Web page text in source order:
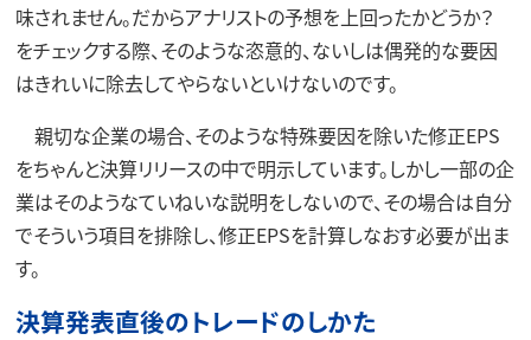
味されません。だからアナリストの予想を上回ったかどうか？
をチェックする際、そのような恣意的、ないしは偶発的な要因
はきれいに除去してやらないといけないのです。
親切な企業の場合、そのような特殊要因を除いた修正EPS
をちゃんと決算リリースの中で明示しています。しかし一部の企
業はそのようなていねいな説明をしないので、その場合は自分
でそういう項目を排除し、修正EPSを計算しなおす必要が出ま
す。
決算発表直後のトレードのしかた